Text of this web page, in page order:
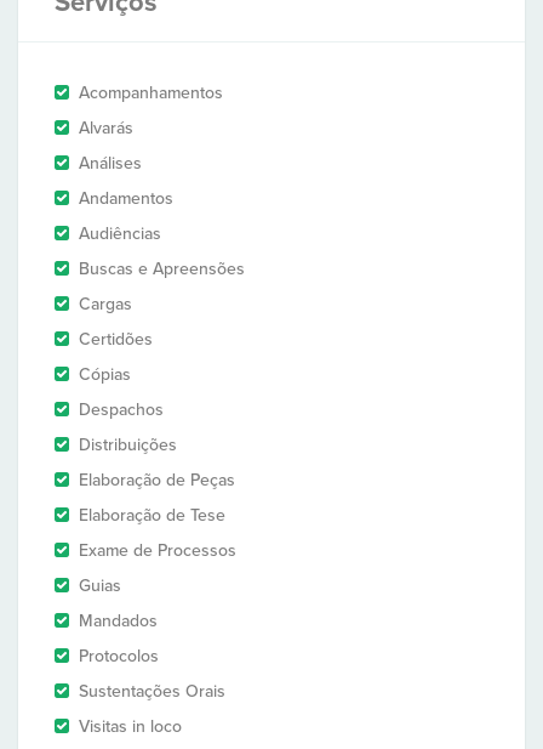
Acompanhamentos
Alvarás
Análises
Andamentos
Audiências
Buscas e Apreensões
Cargas
Certidões
Cópias
Despachos
Distribuições
Elaboração de Peças
Elaboração de Tese
Exame de Processos
Guias
Mandados
Protocolos
Sustentações Orais
Visitas in loco